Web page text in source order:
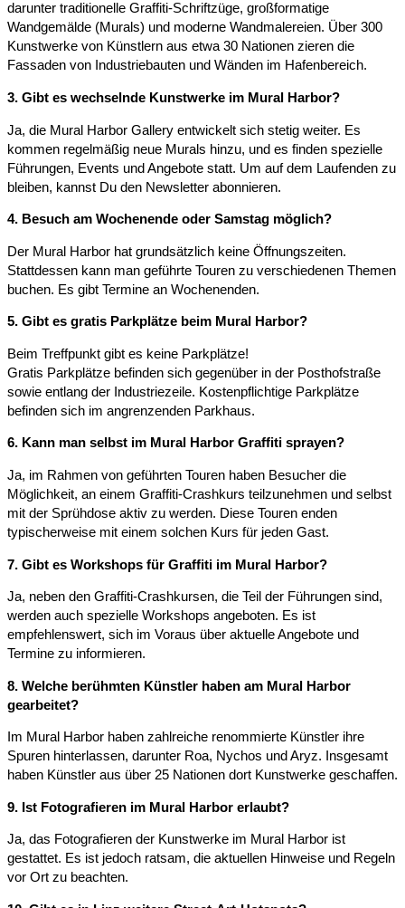
darunter traditionelle Graffiti-Schriftzüge, großformatige
Wandgemälde (Murals) und moderne Wandmalereien. Über 300
Kunstwerke von Künstlern aus etwa 30 Nationen zieren die
Fassaden von Industriebauten und Wänden im Hafenbereich.
3. Gibt es wechselnde Kunstwerke im Mural Harbor?
Ja, die Mural Harbor Gallery entwickelt sich stetig weiter. Es
kommen regelmäßig neue Murals hinzu, und es finden spezielle
Führungen, Events und Angebote statt. Um auf dem Laufenden zu
bleiben, kannst Du den Newsletter abonnieren.
4. Besuch am Wochenende oder Samstag möglich?
Der Mural Harbor hat grundsätzlich keine Öffnungszeiten.
Stattdessen kann man geführte Touren zu verschiedenen Themen
buchen. Es gibt Termine an Wochenenden.
5. Gibt es gratis Parkplätze beim Mural Harbor?
Beim Treffpunkt gibt es keine Parkplätze!
Gratis Parkplätze befinden sich gegenüber in der Posthofstraße
sowie entlang der Industriezeile. Kostenpflichtige Parkplätze
befinden sich im angrenzenden Parkhaus.
6. Kann man selbst im Mural Harbor Graffiti sprayen?
Ja, im Rahmen von geführten Touren haben Besucher die
Möglichkeit, an einem Graffiti-Crashkurs teilzunehmen und selbst
mit der Sprühdose aktiv zu werden. Diese Touren enden
typischerweise mit einem solchen Kurs für jeden Gast.
7. Gibt es Workshops für Graffiti im Mural Harbor?
Ja, neben den Graffiti-Crashkursen, die Teil der Führungen sind,
werden auch spezielle Workshops angeboten. Es ist
empfehlenswert, sich im Voraus über aktuelle Angebote und
Termine zu informieren.
8. Welche berühmten Künstler haben am Mural Harbor
gearbeitet?​
Im Mural Harbor haben zahlreiche renommierte Künstler ihre
Spuren hinterlassen, darunter Roa, Nychos und Aryz. Insgesamt
haben Künstler aus über 25 Nationen dort Kunstwerke geschaffen.
9. Ist Fotografieren im Mural Harbor erlaubt?​
Ja, das Fotografieren der Kunstwerke im Mural Harbor ist
gestattet. Es ist jedoch ratsam, die aktuellen Hinweise und Regeln
vor Ort zu beachten.